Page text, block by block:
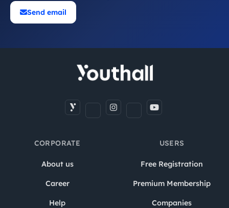
Send email
CORPORATE
About us
Career
Help
USERS
Free Registration
Premium Membership
Companies